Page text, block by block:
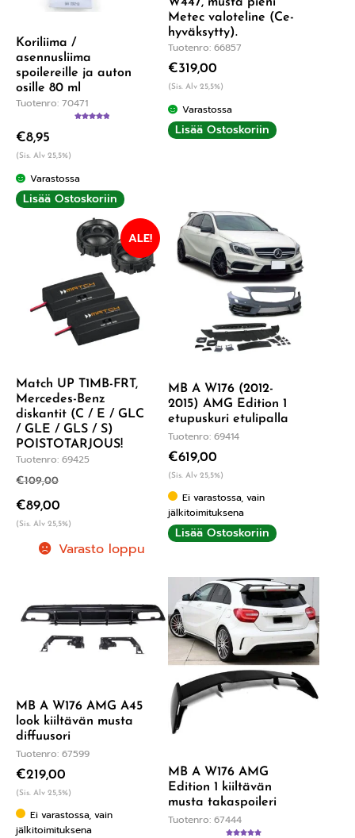
Koriliima /
asennusliima
spoilereille ja auton
osille 80 ml
Tuotenro: 70471
€8,95
(Sis. Alv 25,5%)
Varastossa
Lisää Ostoskoriin
Metec valoteline (Ce-
hyväksytty).
Tuotenro: 66857
€319,00
(Sis. Alv 25,5%)
Varastossa
Lisää Ostoskoriin
Match UP T1MB-FRT,
Mercedes-Benz
diskantit (C / E / GLC
/ GLE / GLS / S)
POISTOTARJOUS!
Tuotenro: 69425
ALE!
€109,00
€89,00
(Sis. Alv 25,5%)
Varasto loppu
MB A W176 (2012-
2015) AMG Edition 1
etupuskuri etulipalla
Tuotenro: 69414
€619,00
(Sis. Alv 25,5%)
Ei varastossa, vain
jälkitoimituksena
Lisää Ostoskoriin
MB A W176 AMG A45
look kiiltävän musta
diffuusori
Tuotenro: 67599
€219,00
(Sis. Alv 25,5%)
Ei varastossa, vain
jälkitoimituksena
MB A W176 AMG
Edition 1 kiiltävän
musta takaspoileri
Tuotenro: 67444